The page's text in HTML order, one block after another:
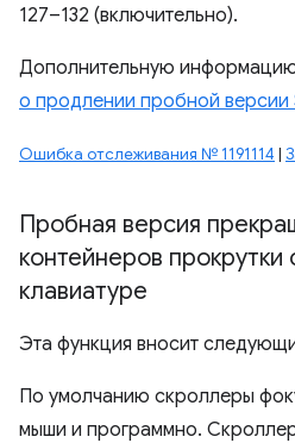
127–132 (включительно).
Дополнительную
о продлении пробной
Ошибка отслеживания № 1191114 |
Пробная версия
контейнеров прокрутки
клавиатуре
Эта функция вносит
По умолчанию скроллеры
мыши и программно.